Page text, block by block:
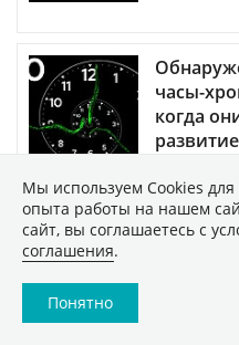
часы-
когда
Мы используем Сookies
опыта работы на нашем
сайт, вы соглашаетесь с
соглашения.
Понятно